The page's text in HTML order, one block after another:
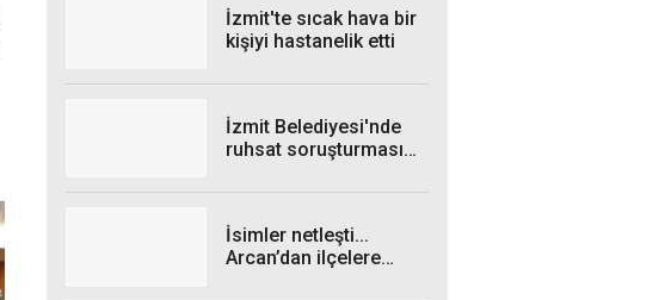
İzmit'te sıcak hava bir
kişiyi hastanelik etti
İzmit Belediyesi'nde
ruhsat soruşturması
İsimler netleşti...
Arcan’dan ilçelere